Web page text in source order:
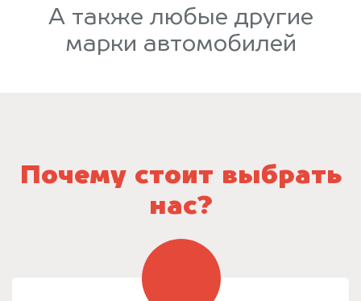
А также любые другие
марки автомобилей
Почему стоит выбрать
нас?